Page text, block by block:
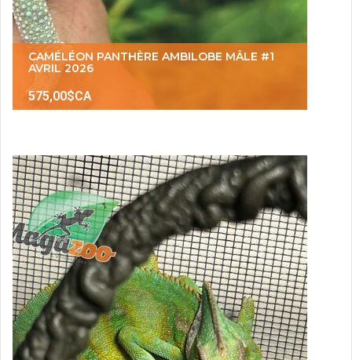
CAMÉLÉON PANTHÈRE AMBILOBE MÂLE #1
AVRIL 2026
575,00$CA